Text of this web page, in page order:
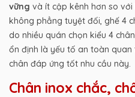
vững và ít cập kênh hơn so
không phẳng tuyệt đối, ghế 4
do nhiều quán chọn kiểu 4
ổn định là yếu tố an toàn quan
chân đáp ứng tốt nhu cầu này.
Chân inox chắc,